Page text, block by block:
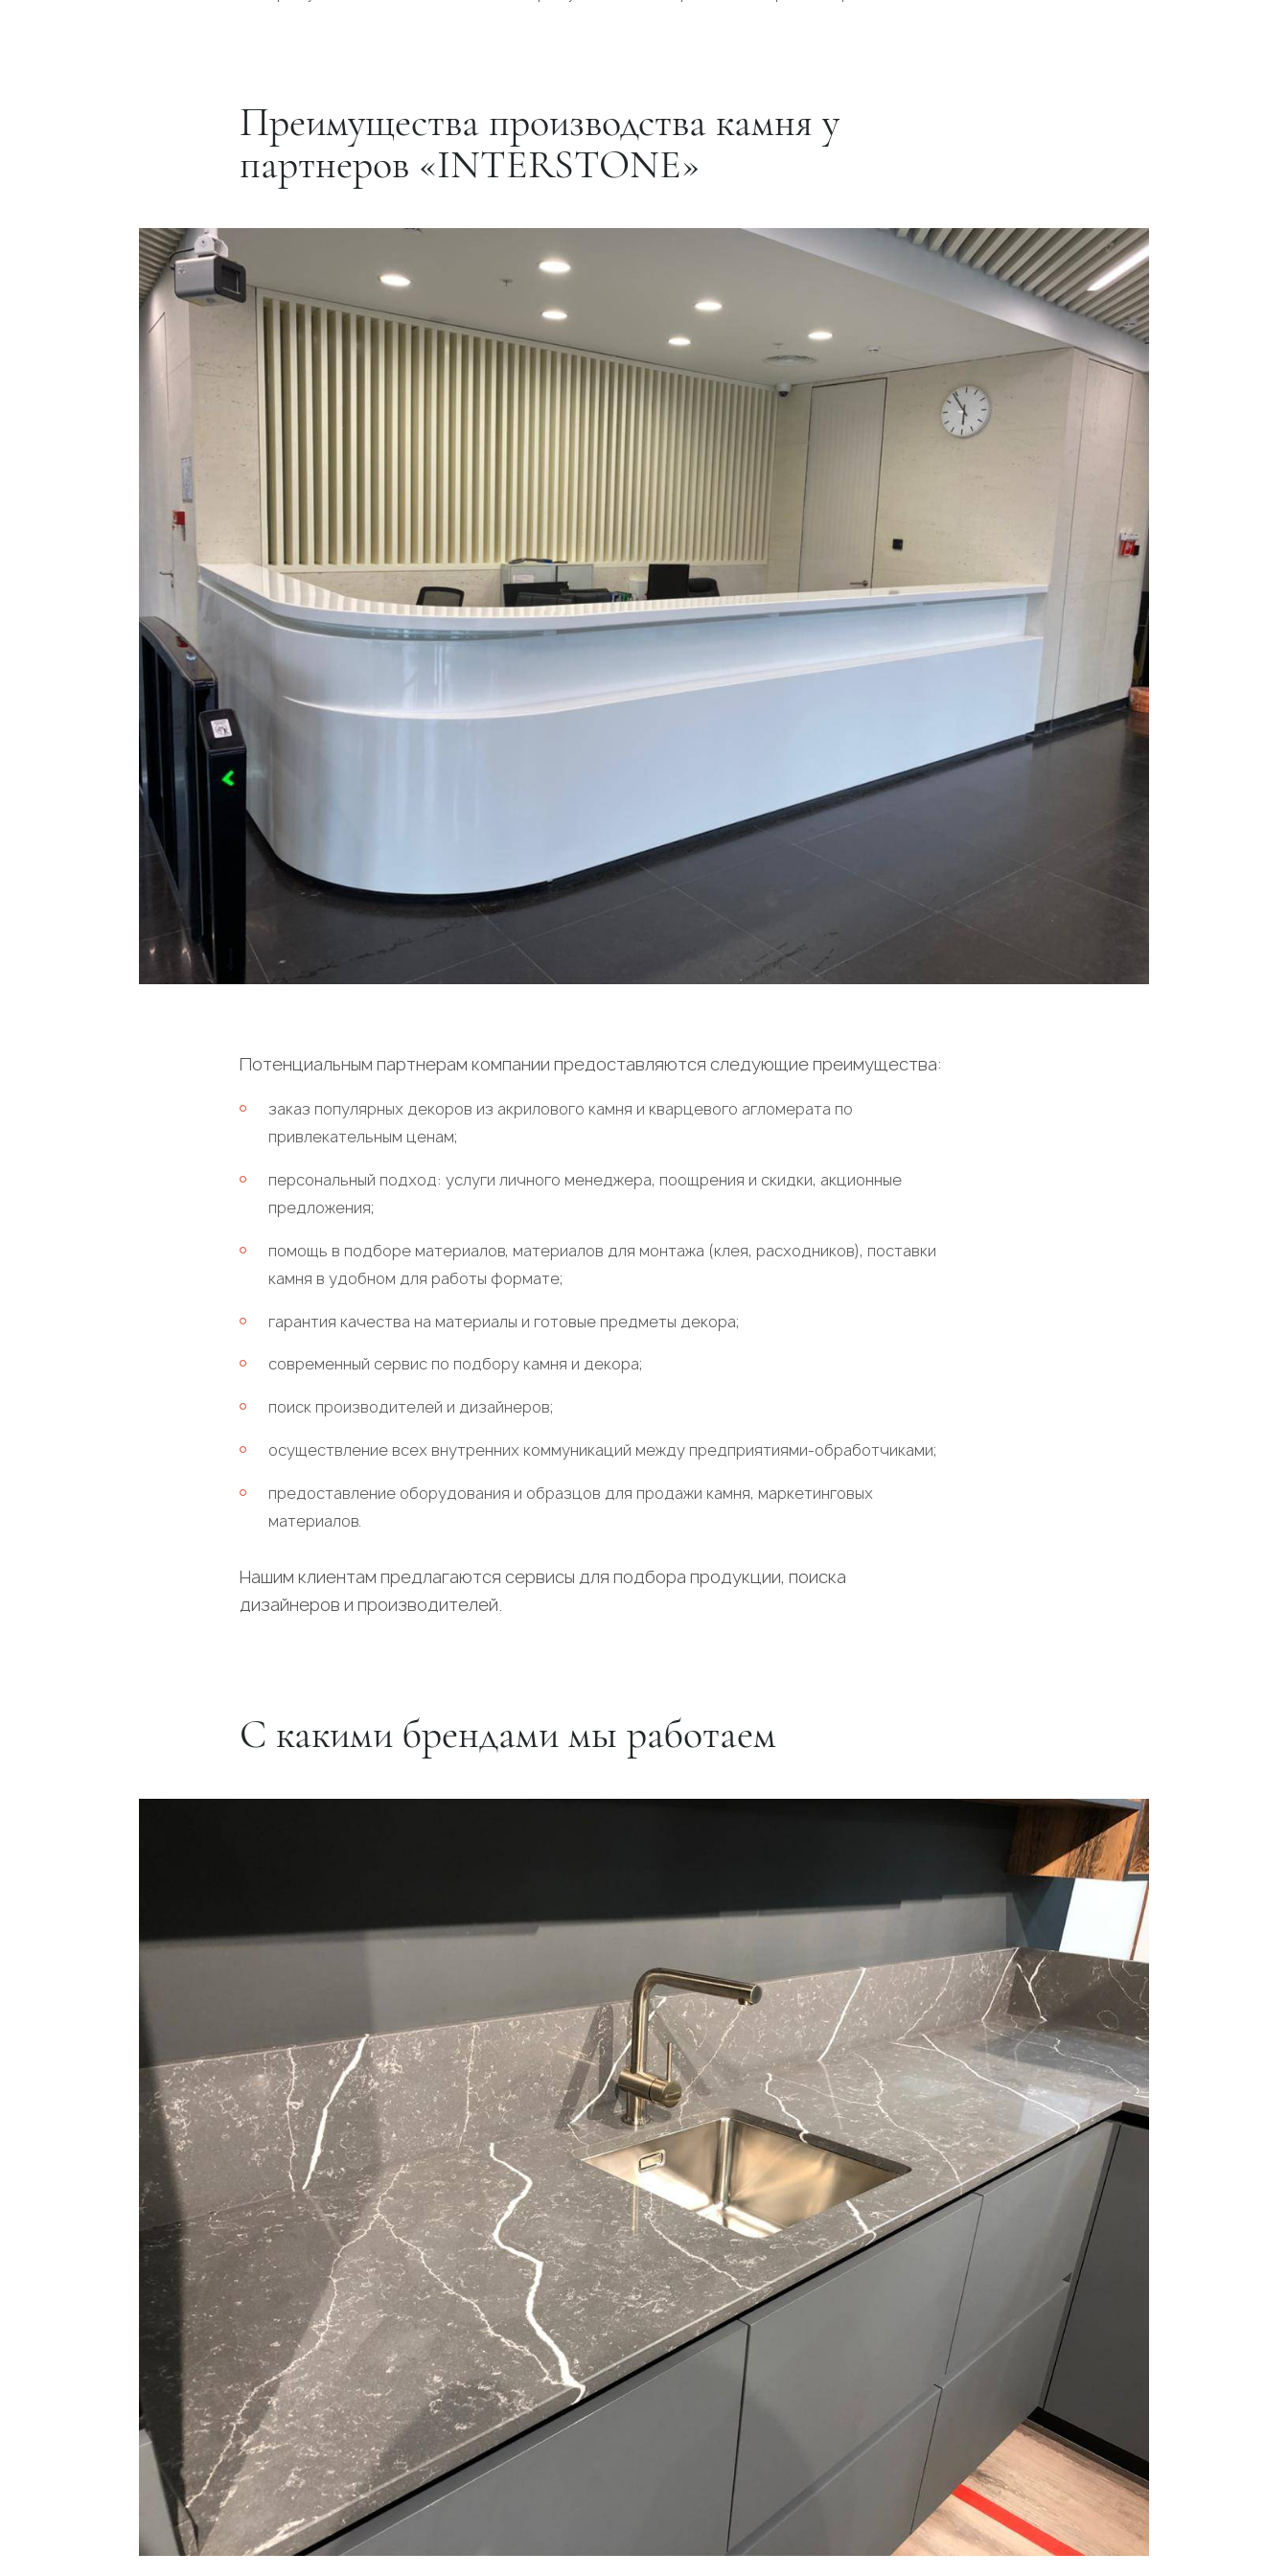
Преимущества производства камня у
партнеров «INTERSTONE»
Потенциальным партнерам компании предоставляются следующие преимущества:
заказ популярных декоров из акрилового камня и кварцевого агломерата по
привлекательным ценам;
персональный подход: услуги личного менеджера, поощрения и скидки, акционные
предложения;
помощь в подборе материалов, материалов для монтажа (клея, расходников), поставки
камня в удобном для работы формате;
гарантия качества на материалы и готовые предметы декора;
современный сервис по подбору камня и декора;
поиск производителей и дизайнеров;
осуществление всех внутренних коммуникаций между предприятиями-обработчиками;
предоставление оборудования и образцов для продажи камня, маркетинговых
материалов.
Нашим клиентам предлагаются сервисы для подбора продукции, поиска
дизайнеров и производителей.
С какими брендами мы работаем